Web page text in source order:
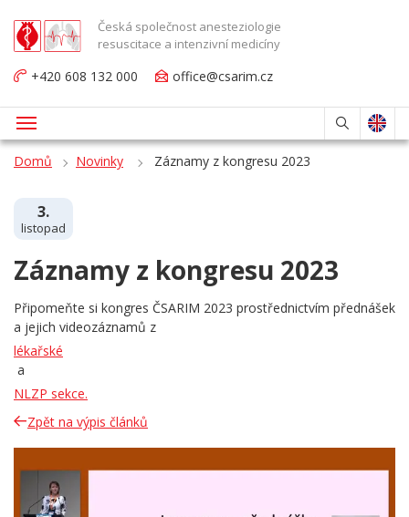
Česká společnost anesteziologie
resuscitace a intenzivní medicíny
+420 608 132 000 office@csarim.cz
Domů Novinky Záznamy z kongresu 2023
3.
listopad
Záznamy z kongresu 2023
Připomeňte si kongres ČSARIM 2023 prostřednictvím přednášek
a jejich videozáznamů z
lékařské
a
NLZP sekce.
Zpět na výpis článků